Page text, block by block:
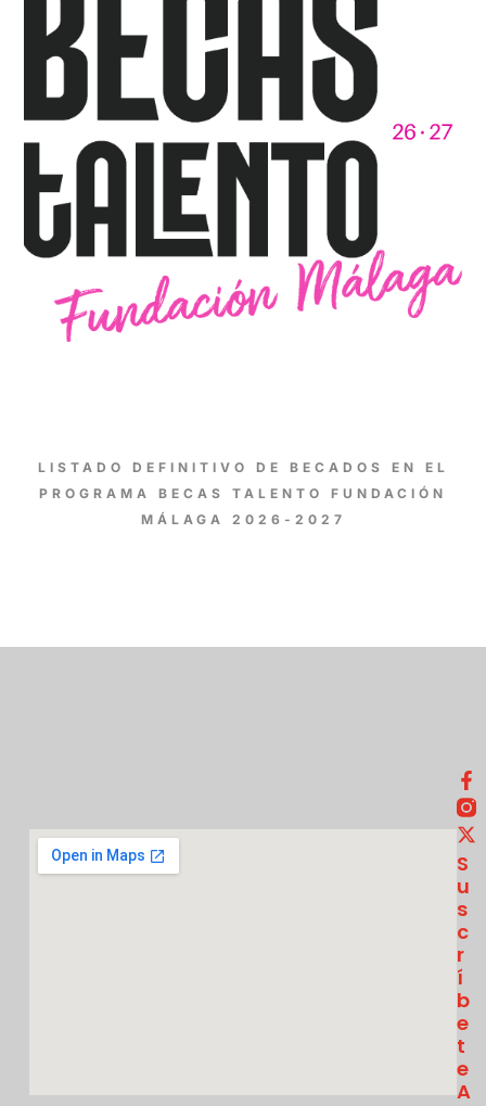
LISTADO DEFINITIVO DE BECADOS EN EL
PROGRAMA BECAS TALENTO FUNDACIÓN
MÁLAGA 2026-2027
S
U
S
C
R
Í
B
E
T
E
A